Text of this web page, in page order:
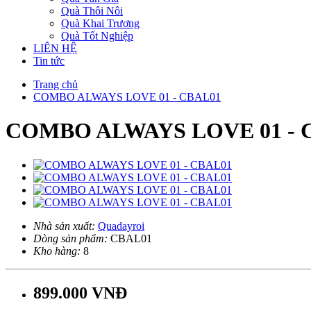
Quà Thôi Nôi
Quà Khai Trương
Quà Tốt Nghiệp
LIÊN HỆ
Tin tức
Trang chủ
COMBO ALWAYS LOVE 01 - CBAL01
COMBO ALWAYS LOVE 01 -
Nhà sản xuất: Quadayroi
Dòng sản phẩm: CBAL01
Kho hàng: 8
899.000 VNĐ